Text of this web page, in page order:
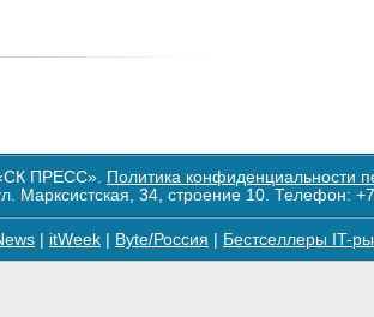
ПРЕСС». Политика конфиденциальности
Марксистская, 34, строение 10. Телефон:
itWeek Byte/Россия Бестселлеры IT-